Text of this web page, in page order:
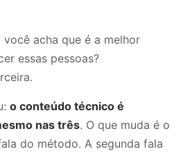
você acha que é a melhor
essas pessoas?
o conteúdo técnico é
nas três. O que muda é o
do método. A segunda fala